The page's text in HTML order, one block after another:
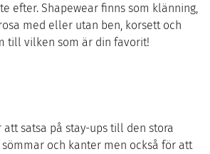
efter. Shapewear finns som klänning,
med eller utan ben, korsett och
till vilken som är din favorit!
satsa på stay-ups till den stora
och kanter men också för att